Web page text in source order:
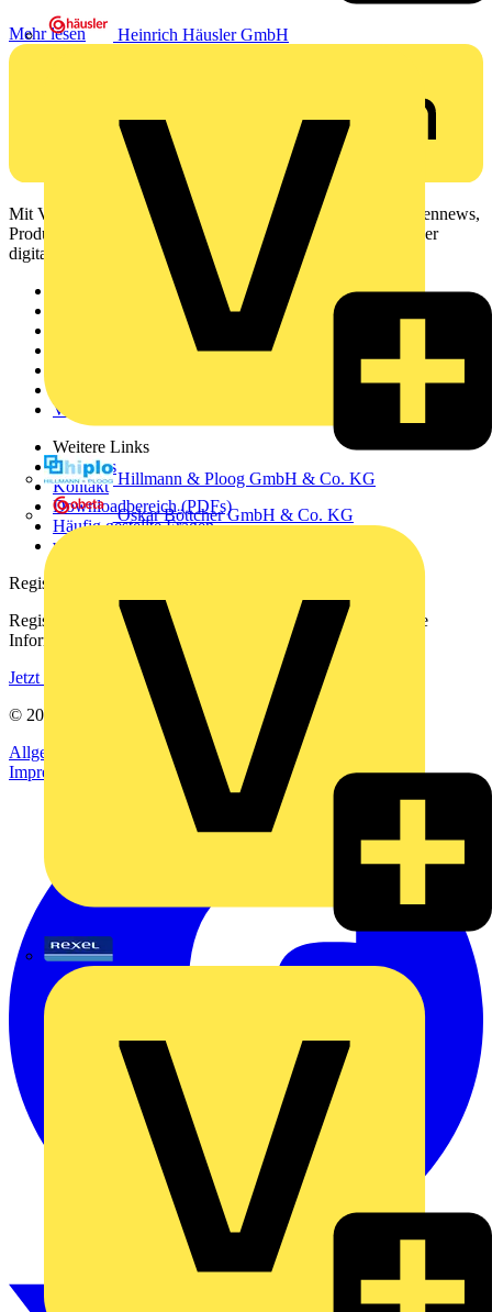
Heinrich Häusler GmbH
Hillmann & Ploog GmbH & Co. KG
Oskar Böttcher GmbH & Co. KG
Mehr lesen
Mit Voltimum erhalten Elektrofachkräfte Zugang zu Branchennews,
Produktinformationen, Schulungen und Tools – alles auf einer
digitalen Plattform und Community.
Voltimum+
Weitere Links
Über uns
Kontakt
Downloadbereich (PDFs)
Häufig gestellte Fragen
voltimum.com
Registrierung
Registrieren Sie sich kostenlos und erhalten Sie stets aktuelle
Informationen aus der Elektroindustrie.
Jetzt registrieren
© 2002-
Voltimum
Allgemeine Geschäftsbedingungen Datenschutzerklärung
Impressum